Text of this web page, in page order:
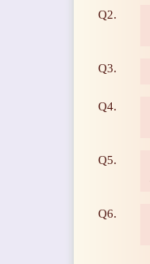
Q2.
Q3.
Q4.
Q5.
Q6.